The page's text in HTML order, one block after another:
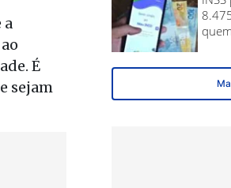
a
É
sejam